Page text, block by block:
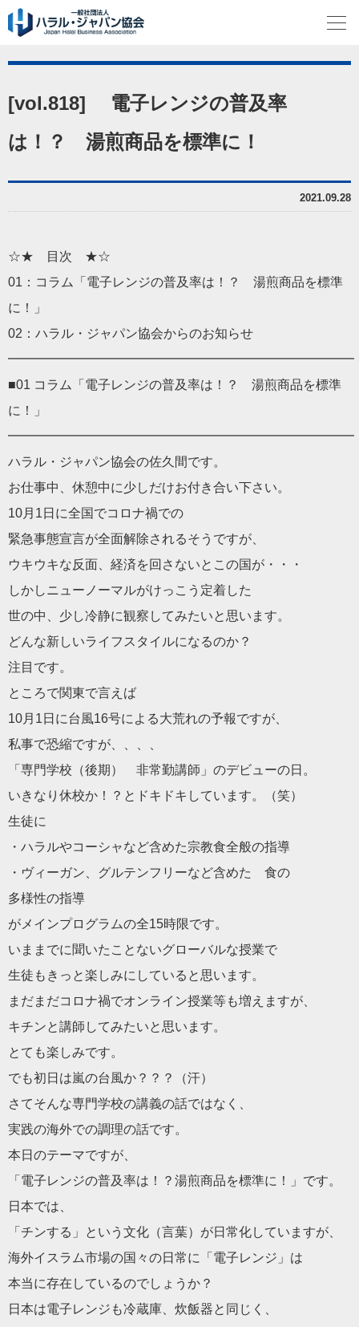
[vol.818] 電子レンジの普及率
は！？ 湯煎商品を標準に！
2021.09.28
☆★ 目次 ★☆
01：コラム「電子レンジの普及率は！？ 湯煎商品を標準
に！」
02：ハラル・ジャパン協会からのお知らせ
━━━━━━━━━━━━━━━━━━━━━━━━━━━
■01 コラム「電子レンジの普及率は！？ 湯煎商品を標準
に！」
━━━━━━━━━━━━━━━━━━━━━━━━━━━
ハラル・ジャパン協会の佐久間です。
お仕事中、休憩中に少しだけお付き合い下さい。
10月1日に全国でコロナ禍での
緊急事態宣言が全面解除されるそうですが、
ウキウキな反面、経済を回さないとこの国が・・・
しかしニューノーマルがけっこう定着した
世の中、少し冷静に観察してみたいと思います。
どんな新しいライフスタイルになるのか？
注目です。
ところで関東で言えば
10月1日に台風16号による大荒れの予報ですが、
私事で恐縮ですが、、、、
「専門学校（後期） 非常勤講師」のデビューの日。
いきなり休校か！？とドキドキしています。（笑）
生徒に
・ハラルやコーシャなど含めた宗教食全般の指導
・ヴィーガン、グルテンフリーなど含めた 食の
多様性の指導
がメインプログラムの全15時限です。
いままでに聞いたことないグローバルな授業で
生徒もきっと楽しみにしていると思います。
まだまだコロナ禍でオンライン授業等も増えますが、
キチンと講師してみたいと思います。
とても楽しみです。
でも初日は嵐の台風か？？？（汗）
さてそんな専門学校の講義の話ではなく、
実践の海外での調理の話です。
本日のテーマですが、
「電子レンジの普及率は！？湯煎商品を標準に！」です。
日本では、
「チンする」という文化（言葉）が日常化していますが、
海外イスラム市場の国々の日常に「電子レンジ」は
本当に存在しているのでしょうか？
日本は電子レンジも冷蔵庫、炊飯器と同じく、